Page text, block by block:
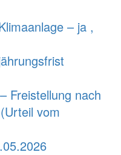
– ja ,
Freistellung nach
vom